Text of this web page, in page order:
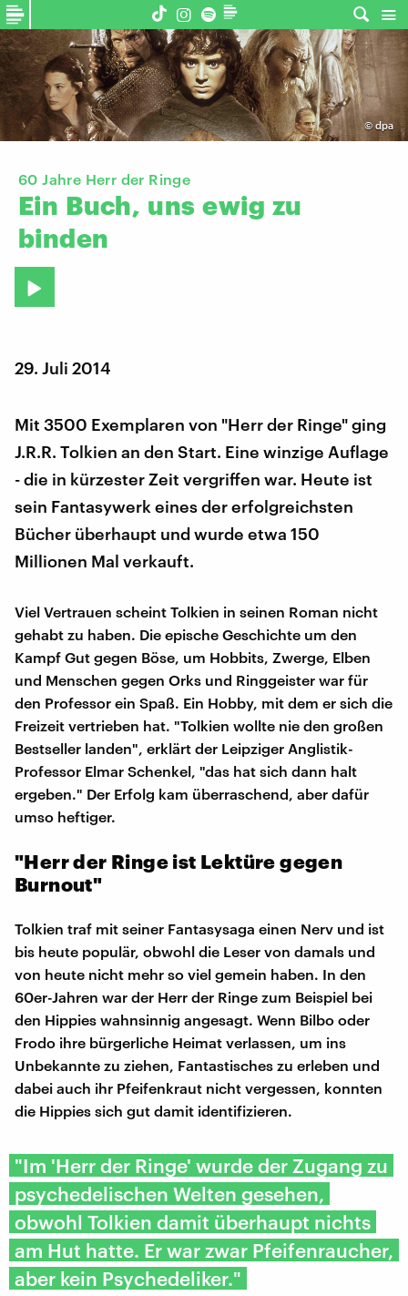
©dpa
60 Jahre Herr der Ringe
Ein Buch, uns ewig zu
binden
29. Juli 2014
Mit 3500 Exemplaren von "Herr der Ringe" ging
J.R.R. Tolkien an den Start. Eine winzige Auflage
- die in kürzester Zeit vergriffen war. Heute ist
sein Fantasywerk eines der erfolgreichsten
Bücher überhaupt und wurde etwa 150
Millionen Mal verkauft.
Viel Vertrauen scheint Tolkien in seinen Roman nicht
gehabt zu haben. Die epische Geschichte um den
Kampf Gut gegen Böse, um Hobbits, Zwerge, Elben
und Menschen gegen Orks und Ringgeister war für
den Professor ein Spaß. Ein Hobby, mit dem er sich die
Freizeit vertrieben hat. "Tolkien wollte nie den großen
Bestseller landen", erklärt der Leipziger Anglistik-
Professor Elmar Schenkel, "das hat sich dann halt
ergeben." Der Erfolg kam überraschend, aber dafür
umso heftiger.
"Herr der Ringe ist Lektüre gegen
Burnout"
Tolkien traf mit seiner Fantasysaga einen Nerv und ist
bis heute populär, obwohl die Leser von damals und
von heute nicht mehr so viel gemein haben. In den
60er-Jahren war der Herr der Ringe zum Beispiel bei
den Hippies wahnsinnig angesagt. Wenn Bilbo oder
Frodo ihre bürgerliche Heimat verlassen, um ins
Unbekannte zu ziehen, Fantastisches zu erleben und
dabei auch ihr Pfeifenkraut nicht vergessen, konnten
die Hippies sich gut damit identifizieren.
"Im 'Herr der Ringe' wurde der Zugang zu
psychedelischen Welten gesehen,
obwohl Tolkien damit überhaupt nichts
am Hut hatte. Er war zwar Pfeifenraucher,
aber kein Psychedeliker."